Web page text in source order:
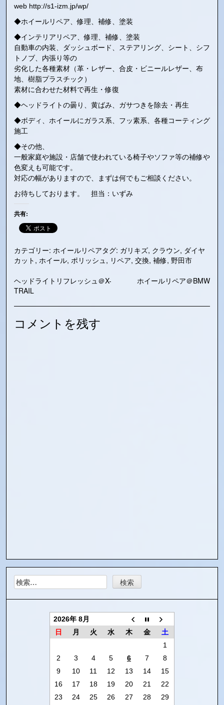
web http://s1-izm.jp/wp/
◆ホイールリペア、修理、補修、塗装
◆インテリアリペア、修理、補修、塗装
自動車の内装、ダッシュボード、ステアリング、シート、シフ
トノブ、内張り等の
劣化した各種素材（革・レザー、合皮・ビニールレザー、布
地、樹脂プラスチック）
素材に合わせた材料で再生・修復
◆ヘッドライトの曇り、黄ばみ、ガサつきを除去・再生
◆ボディ、ホイールにガラス系、フッ素系、各種コーティング
施工
◆その他、
一般家庭や施設・店舗で使われている椅子やソファ等の補修や
色変えも可能です。
対応の幅がありますので、まずは何でもご相談ください。
お待ちしております。 担当：いずみ
共有:
カテゴリー: ホイールリペアタグ: ガリキズ, クラウン, ダイヤ
カット , ホイール, ポリッシュ , リペア, 交換, 補修, 野田市
投
稿
ナ
ビ
ヘッドライトリフレッシュ＠X-
TRAIL
ホイールリペア＠BMW
コメントを残す
検
索:
2026年 8月
日
月 火 水 木 金
土
1
2
3 4 5 6 7
8
9
10 11 12 13 14
15
16
17 18 19 20 21
22
23
24 25 26 27 28
29